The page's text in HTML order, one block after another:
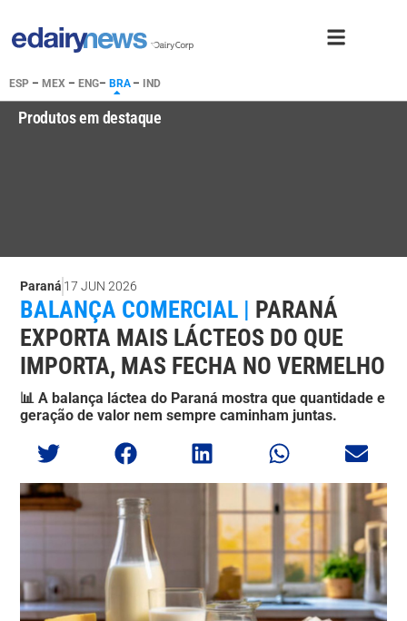
ESP – MEX – ENG– BRA– IND
Produtos em destaque
Paraná 17 JUN 2026
BALANÇA COMERCIAL | PARANÁ
EXPORTA MAIS LÁCTEOS DO QUE
IMPORTA, MAS FECHA NO VERMELHO
📊 A balança láctea do Paraná mostra que quantidade e
geração de valor nem sempre caminham juntas.